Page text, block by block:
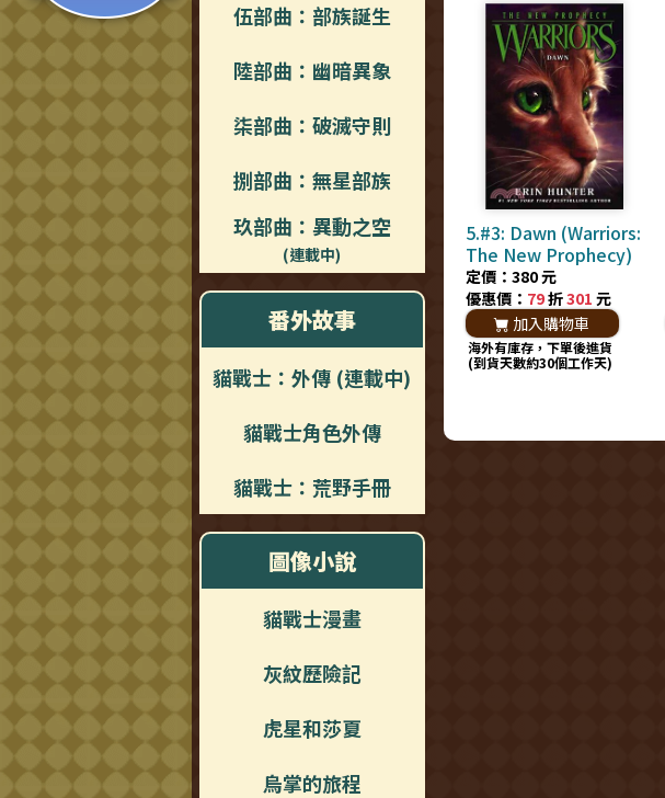
伍部曲：部族誕生
陸部曲：幽暗異象
柒部曲：破滅守則
捌部曲：無星部族
玖部曲：異動之空
(連載中)
番外故事
貓戰士：外傳 (連載中)
貓戰士角色外傳
貓戰士：荒野手冊
圖像小說
貓戰士漫畫
灰紋歷險記
虎星和莎夏
烏掌的旅程
5.#3: Dawn (Warriors:
The New Prophecy)
定價：380 元
優惠價： 79折301 元
加入購物車
海外有庫存，下單後進貨
(到貨天數約30個工作天)